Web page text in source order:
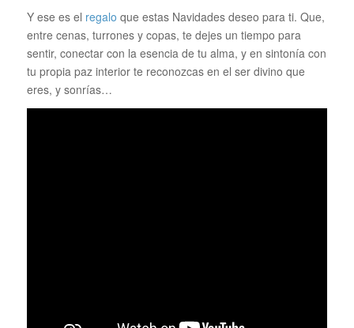
Y ese es el regalo que estas Navidades deseo para ti. Que,
entre cenas, turrones y copas, te dejes un tiempo para
sentir, conectar con la esencia de tu alma, y en sintonía con
tu propia paz interior te reconozcas en el ser divino que
eres, y sonrías…